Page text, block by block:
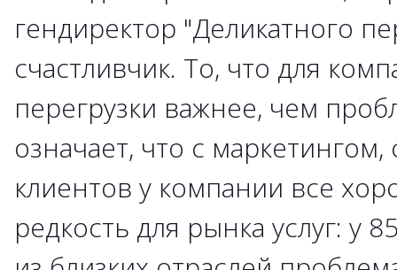
гендиректор "Деликатного
счастливчик. То, что для
перегрузки важнее, чем
означает, что с
клиентов у компании все
редкость для рынка услуг: у